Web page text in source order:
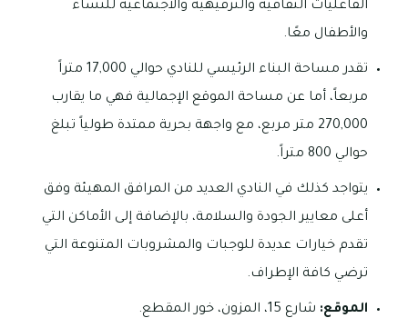
الفاعليات الثقافية والترفيهية والاجتماعية للنساء
والأطفال معًا.
تقدر مساحة البناء الرئيسي للنادي حوالي 17,000 متراً
مربعاً، أما عن مساحة الموقع الإجمالية فهي ما يقارب
270,000 متر مربع، مع واجهة بحرية ممتدة طولياً تبلغ
حوالي 800 متراً.
يتواجد كذلك في النادي العديد من المرافق المهيئة وفق
أعلى معايير الجودة والسلامة، بالإضافة إلى الأماكن التي
تقدم خيارات عديدة للوجبات والمشروبات المتنوعة التي
ترضي كافة الإطراف.
الموقع: شارع 15، المزون، خور المقطع.